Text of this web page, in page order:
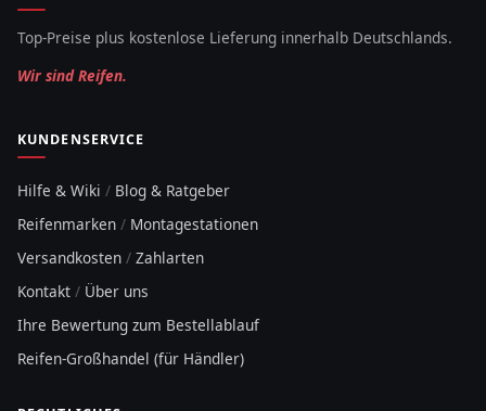
Top-Preise plus kostenlose Lieferung innerhalb Deutschlands.
Wir sind Reifen.
KUNDENSERVICE
Hilfe & Wiki / Blog & Ratgeber
Reifenmarken / Montagestationen
Versandkosten / Zahlarten
Kontakt / Über uns
Ihre Bewertung zum Bestellablauf
Reifen-Großhandel (für Händler)